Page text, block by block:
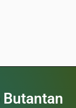
Butantan